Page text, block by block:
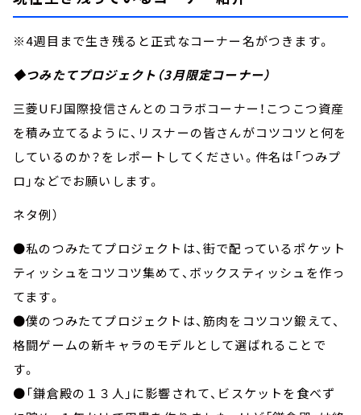
※4週目まで生き残ると正式なコーナー名がつきます。
◆つみたてプロジェクト（3月限定コーナー）
三菱UFJ国際投信さんとのコラボコーナー！こつこつ資産
を積み立てるように、リスナーの皆さんがコツコツと何を
しているのか？をレポートしてください。件名は「つみプ
ロ」などでお願いします。
ネタ例）
●私のつみたてプロジェクトは、街で配っているポケット
ティッシュをコツコツ集めて、ボックスティッシュを作っ
てます。
●僕のつみたてプロジェクトは、筋肉をコツコツ鍛えて、
格闘ゲームの新キャラのモデルとして選ばれることで
す。
●「鎌倉殿の１３人」に影響されて、ビスケットを食べず